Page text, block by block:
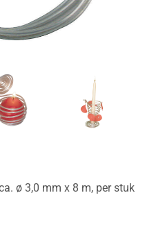
ø 3,0 mm x 8 m, per stuk